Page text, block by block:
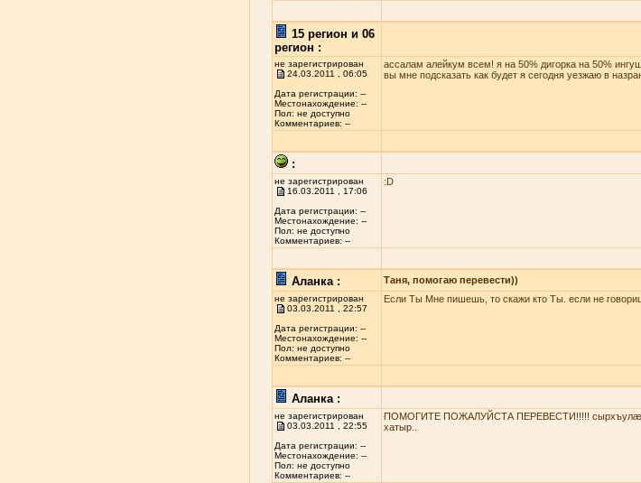
15 регион и 06
регион :
не зарегистрирован
24.03.2011 , 06:05
Дата регистрации: --
Местонахождение: --
Пол: не доступно
Комментариев: --
ассалам алейкум всем! я на 50% дигорка на 50%
вы мне подсказать как будет я сегодня уезжаю в
:
не зарегистрирован
16.03.2011 , 17:06
Дата регистрации: --
Местонахождение: --
Пол: не доступно
Комментариев: --
:D
Аланка : Таня, помогаю перевести))
не зарегистрирован
03.03.2011 , 22:57
Дата регистрации: --
Местонахождение: --
Пол: не доступно
Комментариев: --
Если Ты Мне пишешь, то скажи кто Ты. если не
Аланка :
не зарегистрирован
03.03.2011 , 22:55
Дата регистрации: --
Местонахождение: --
Пол: не доступно
Комментариев: --
ПОМОГИТЕ ПОЖАЛУЙСТА ПЕРЕВЕСТИ!!!!! сырхъулæй
хатыр..